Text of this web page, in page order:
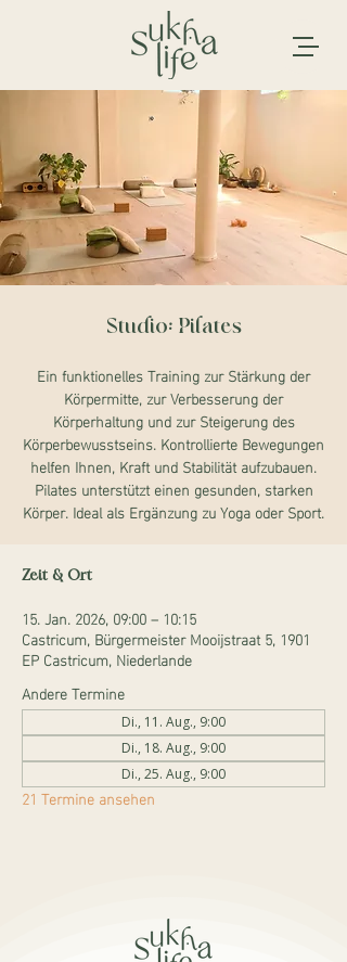
Studio: Pilates
Ein funktionelles Training zur Stärkung der
Körpermitte, zur Verbesserung der
Körperhaltung und zur Steigerung des
Körperbewusstseins. Kontrollierte Bewegungen
helfen Ihnen, Kraft und Stabilität aufzubauen.
Pilates unterstützt einen gesunden, starken
Körper. Ideal als Ergänzung zu Yoga oder Sport.
Zeit & Ort
15. Jan. 2026, 09:00 – 10:15
Castricum, Bürgermeister Mooijstraat 5, 1901
EP Castricum, Niederlande
Andere Termine
Di., 11. Aug., 9:00
Di., 18. Aug., 9:00
Di., 25. Aug., 9:00
21 Termine ansehen